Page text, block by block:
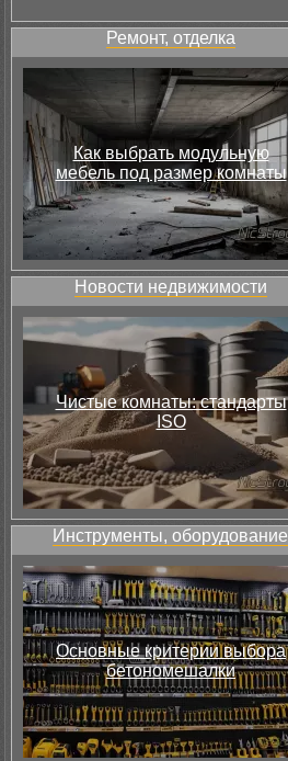
Ремонт, отделка
Как выбрать модульную
мебель под размер комнаты
Новости недвижимости
Чистые комнаты: стандарты
ISO
Инструменты, оборудование
Основные критерии выбора
бетономешалки